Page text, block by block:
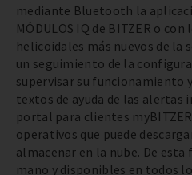
mediante Bluetooth la
MÓDULOS IQ de BITZER o
helicoidales más nuevos de la
un seguimiento de la
supervisar su funcionamiento
textos de ayuda de las alertas
portal para clientes
operativos que puede
almacenar en la nube. De
mano y disponibles en todos